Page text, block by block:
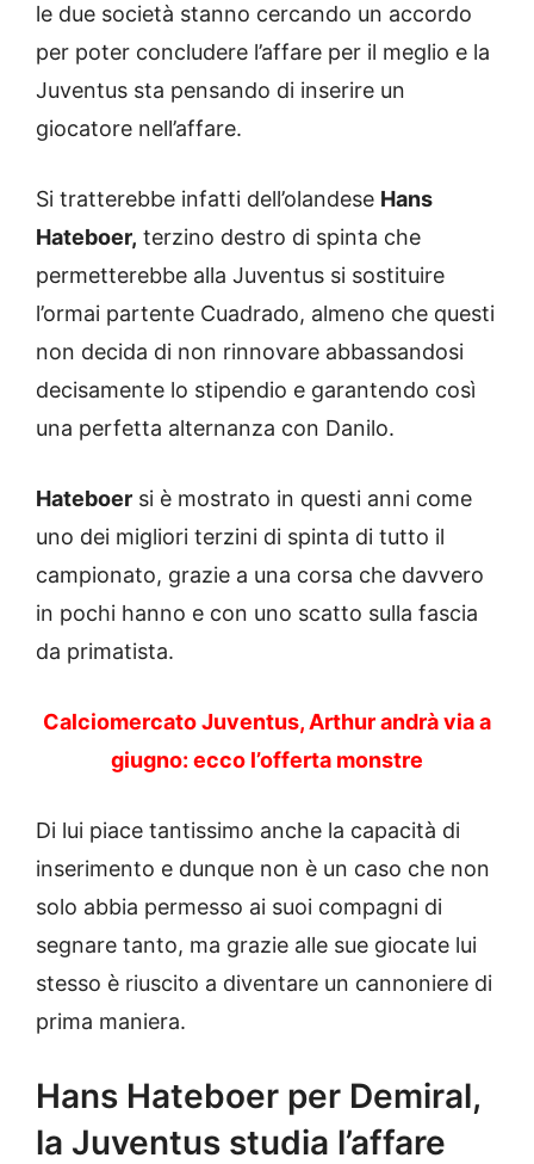
le due società stanno cercando un accordo
per poter concludere l’affare per il meglio e la
Juventus sta pensando di inserire un
giocatore nell’affare.
Si tratterebbe infatti dell’olandese Hans
Hateboer, terzino destro di spinta che
permetterebbe alla Juventus si sostituire
l’ormai partente Cuadrado, almeno che questi
non decida di non rinnovare abbassandosi
decisamente lo stipendio e garantendo così
una perfetta alternanza con Danilo.
Hateboer si è mostrato in questi anni come
uno dei migliori terzini di spinta di tutto il
campionato, grazie a una corsa che davvero
in pochi hanno e con uno scatto sulla fascia
da primatista.
Calciomercato Juventus, Arthur andrà via a
giugno: ecco l’offerta monstre
Di lui piace tantissimo anche la capacità di
inserimento e dunque non è un caso che non
solo abbia permesso ai suoi compagni di
segnare tanto, ma grazie alle sue giocate lui
stesso è riuscito a diventare un cannoniere di
prima maniera.
Hans Hateboer per Demiral,
la Juventus studia l’affare